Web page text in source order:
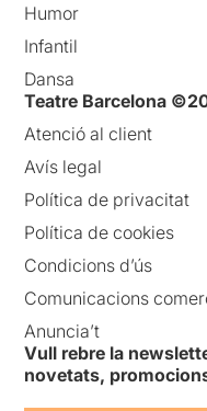
Humor
Infantil
Dansa
Teatre Barcelona
Atenció al client
Avís legal
Política de privacitat
Política de cookies
Condicions d’ús
Comunicacions
Anuncia’t
Vull rebre la
novetats,